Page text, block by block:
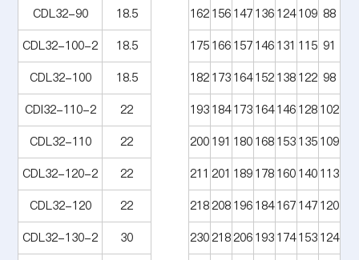
CDL32-90
18.5 162 156 147 136 124109 88
CDL32-100-2
18.5 175 166 157 146 131 115 91
CDL32-100
18.5 182 173 164152 138 122 98
CDI32-110-2
22 193 184173 164146 128 102
CDL32-110
22 200 191 180 168 153 135 109
CDL32-120-2
22 211 201 189 178 160 140 113
CDL32-120
22 218208 196 184167 147 120
CDL32-130-2
30 230218206 193 174153 124